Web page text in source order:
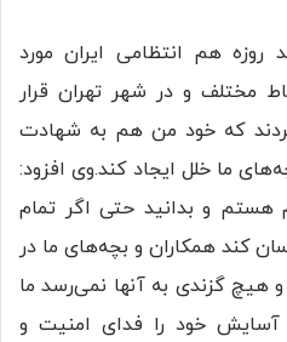
روزه هم انتظامی ایران مورد
مختلف و در شهر تهران قرار
که خود من هم به شهادت
ما خلل ایجاد کند.وی افزود:
هستم و بدانید حتی اگر تمام
کند همکاران و بچه‌های ما در
هیچ گزندی به آنها نمی‌رسد ما
آسایش خود را فدای امنیت و